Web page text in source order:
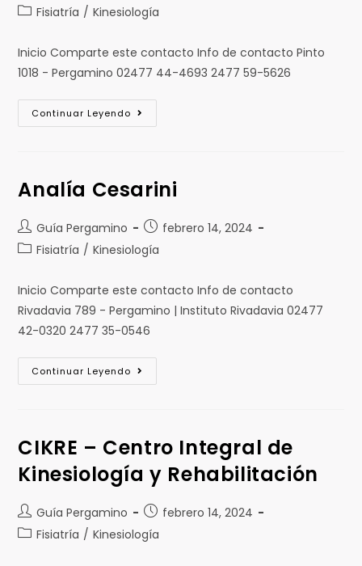
Fisiatría / Kinesiología
Inicio Comparte este contacto Info de contacto Pinto
1018 - Pergamino 02477 44-4693 2477 59-5626
Continuar Leyendo
Analía Cesarini
Guía Pergamino
febrero 14, 2024
Fisiatría / Kinesiología
Inicio Comparte este contacto Info de contacto
Rivadavia 789 - Pergamino | Instituto Rivadavia 02477
42-0320 2477 35-0546
Continuar Leyendo
CIKRE – Centro Integral de
Kinesiología y Rehabilitación
Guía Pergamino
febrero 14, 2024
Fisiatría / Kinesiología